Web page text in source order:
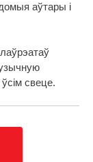
аўтары і
свеце.